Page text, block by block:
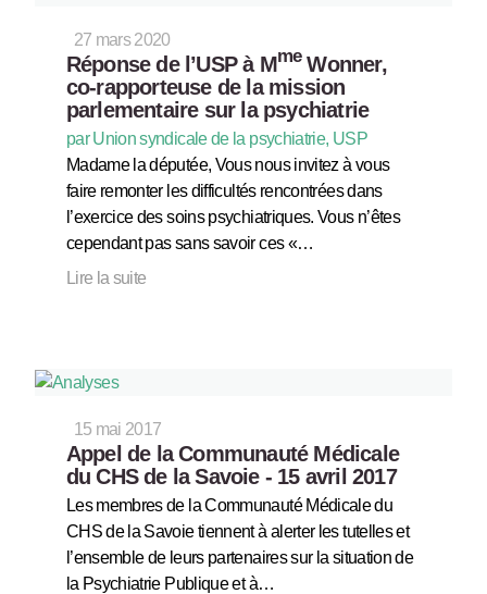
27 mars 2020
Réponse de l’USP à MmeWonner,
co-rapporteuse de la mission
parlementaire sur la psychiatrie
par Union syndicale de la psychiatrie, USP
Madame la députée, Vous nous invitez à vous
faire remonter les difficultés rencontrées dans
l’exercice des soins psychiatriques. Vous n’êtes
cependant pas sans savoir ces «…
Lire la suite
15 mai 2017
Appel de la Communauté Médicale
du CHS de la Savoie - 15 avril 2017
Les membres de la Communauté Médicale du
CHS de la Savoie tiennent à alerter les tutelles et
l’ensemble de leurs partenaires sur la situation de
la Psychiatrie Publique et à…